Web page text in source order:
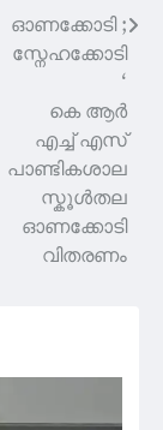
ഓണക്കോടി ;
സ്നേഹക്കോടി
‘
കെ ആർ
എച്ച് എസ്
പാണ്ടികശാല
സ്കൂൾതല
ഓണക്കോടി
വിതരണം